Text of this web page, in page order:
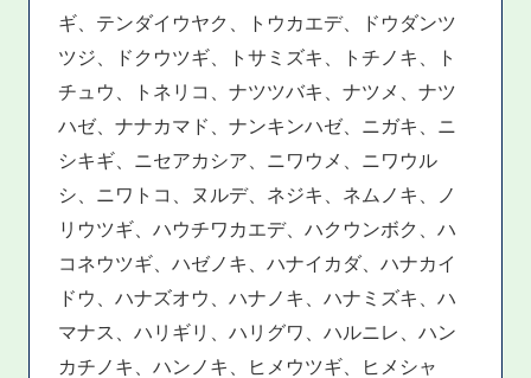
ギ、テンダイウヤク、トウカエデ、ドウダンツ
ツジ、ドクウツギ、トサミズキ、トチノキ、ト
チュウ、トネリコ、ナツツバキ、ナツメ、ナツ
ハゼ、ナナカマド、ナンキンハゼ、ニガキ、ニ
シキギ、ニセアカシア、ニワウメ、ニワウル
シ、ニワトコ、ヌルデ、ネジキ、ネムノキ、ノ
リウツギ、ハウチワカエデ、ハクウンボク、ハ
コネウツギ、ハゼノキ、ハナイカダ、ハナカイ
ドウ、ハナズオウ、ハナノキ、ハナミズキ、ハ
マナス、ハリギリ、ハリグワ、ハルニレ、ハン
カチノキ、ハンノキ、ヒメウツギ、ヒメシャ